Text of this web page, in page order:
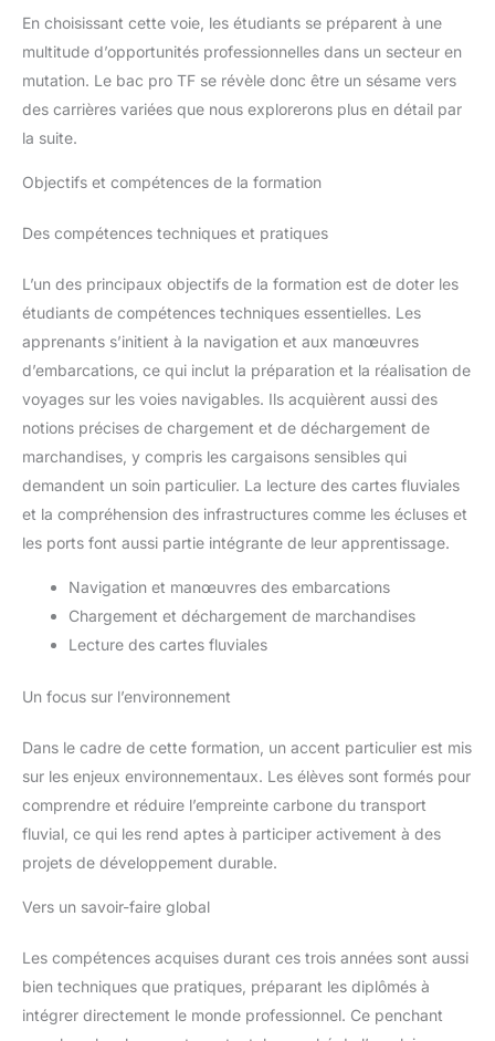
En choisissant cette voie, les étudiants se préparent à une
multitude d’opportunités professionnelles dans un secteur en
mutation. Le bac pro TF se révèle donc être un sésame vers
des carrières variées que nous explorerons plus en détail par
la suite.
Objectifs et compétences de la formation
Des compétences techniques et pratiques
L’un des principaux objectifs de la formation est de doter les
étudiants de compétences techniques essentielles. Les
apprenants s’initient à la navigation et aux manœuvres
d’embarcations, ce qui inclut la préparation et la réalisation de
voyages sur les voies navigables. Ils acquièrent aussi des
notions précises de chargement et de déchargement de
marchandises, y compris les cargaisons sensibles qui
demandent un soin particulier. La lecture des cartes fluviales
et la compréhension des infrastructures comme les écluses et
les ports font aussi partie intégrante de leur apprentissage.
Navigation et manœuvres des embarcations
Chargement et déchargement de marchandises
Lecture des cartes fluviales
Un focus sur l’environnement
Dans le cadre de cette formation, un accent particulier est mis
sur les enjeux environnementaux. Les élèves sont formés pour
comprendre et réduire l’empreinte carbone du transport
fluvial, ce qui les rend aptes à participer activement à des
projets de développement durable.
Vers un savoir-faire global
Les compétences acquises durant ces trois années sont aussi
bien techniques que pratiques, préparant les diplômés à
intégrer directement le monde professionnel. Ce penchant